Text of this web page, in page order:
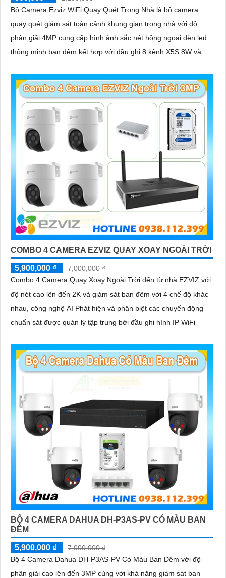
Bộ Camera Ezviz WiFi Quay Quét Trong Nhà là bộ camera
quay quét giám sát toàn cảnh khung gian trong nhà với độ
phân giải 4MP cung cấp hình ảnh sắc nét hồng ngoại đèn led
thông minh ban đêm kết hợp với đầu ghi 8 kênh X5S 8W và ổ
COMBO 4 CAMERA EZVIZ QUAY XOAY NGOÀI TRỜI
5,900,000 ₫
7,000,000 ₫
Combo 4 Camera Quay Xoay Ngoài Trời đến từ nhà EZVIZ với
độ nét cao lên đến 2K và giám sát ban đêm với 4 chế độ khác
nhau, công nghệ AI Phát hiện và phân biệt các chuyển động
chuẩn sát được quản lý tập trung bởi đầu ghi hình IP WiFi
BỘ 4 CAMERA DAHUA DH-P3AS-PV CÓ MÀU BAN
ĐÊM
5,900,000 ₫
7,000,000 ₫
Bộ 4 Camera Dahua DH-P3AS-PV Có Màu Ban Đêm với độ
phân giải cao lên đến 3MP cùng với khả năng giám sát ban